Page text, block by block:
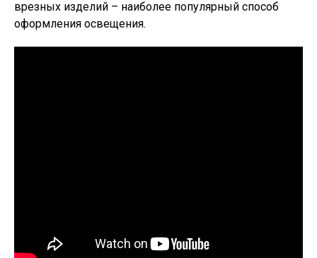
врезных изделий – наиболее популярный способ
оформления освещения.